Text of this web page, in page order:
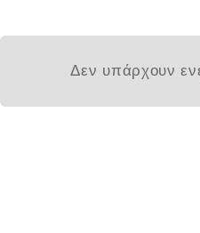
Δεν υπάρχουν